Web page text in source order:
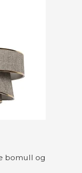
bomull og